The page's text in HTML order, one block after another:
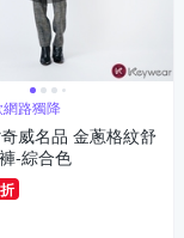
路獨降
威名品 金蔥格紋舒
-綜合色